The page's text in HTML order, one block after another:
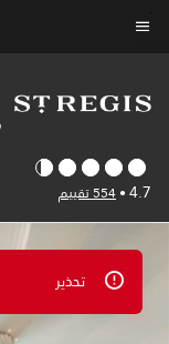
Skip
content
4.7
•554 تقييم
تحذير